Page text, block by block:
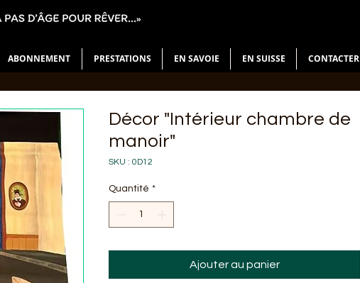
ABONNEMENT PRESTATIONS EN SAVOIE EN SUISSE CONTACTER
Décor "Intérieur chambre de
manoir"
SKU : 0D12
Quantité *
Ajouter au panier